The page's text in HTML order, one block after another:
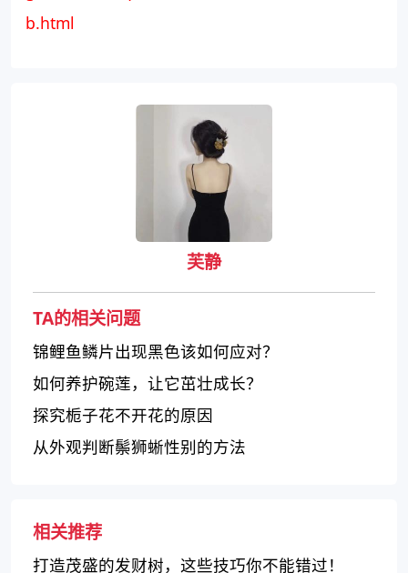
b.html
芙静
TA的相关问题
锦鲤鱼鳞片出现黑色该如何应对？
如何养护碗莲，让它茁壮成长？
探究栀子花不开花的原因
从外观判断鬃狮蜥性别的方法
相关推荐
打造茂盛的发财树，这些技巧你不能错过！